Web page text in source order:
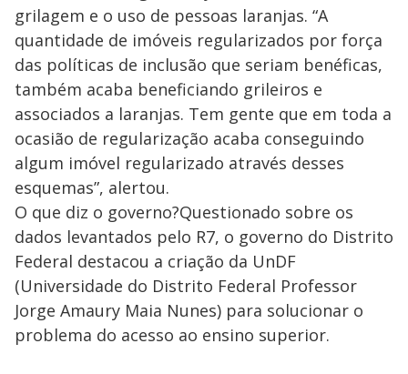
grilagem e o uso de pessoas laranjas. “A
quantidade de imóveis regularizados por força
das políticas de inclusão que seriam benéficas,
também acaba beneficiando grileiros e
associados a laranjas. Tem gente que em toda a
ocasião de regularização acaba conseguindo
algum imóvel regularizado através desses
esquemas”, alertou.
O que diz o governo?Questionado sobre os
dados levantados pelo R7, o governo do Distrito
Federal destacou a criação da UnDF
(Universidade do Distrito Federal Professor
Jorge Amaury Maia Nunes) para solucionar o
problema do acesso ao ensino superior.